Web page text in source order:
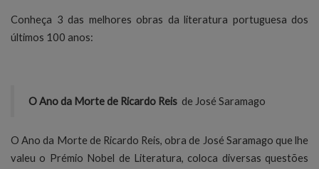
Conheça 3 das melhores obras da literatura portuguesa dos
últimos 100 anos:
O Ano da Morte de Ricardo Reis de José Saramago
O Ano da Morte de Ricardo Reis, obra de José Saramago que lhe
valeu o Prémio Nobel de Literatura, coloca diversas questões